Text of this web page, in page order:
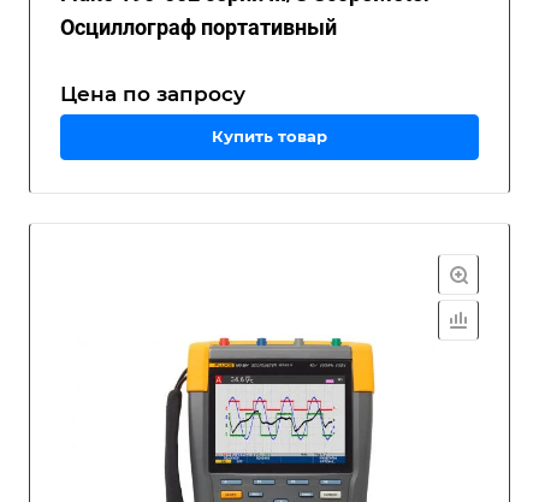
Осциллограф портативный
Цена по запросу
Купить товар